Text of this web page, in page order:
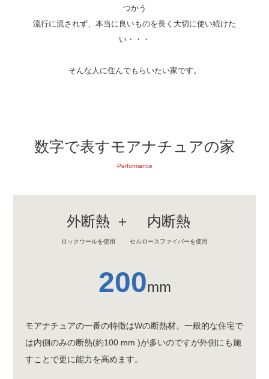
つかう
流行に流されず、本当に良いものを長く大切に使い続けた
い・・・
そんな人に住んでもらいたい家です。
数字で表すモアナチュアの家
Performance
外断熱
ロックウールを使用
＋ 内断熱
セルロースファイバーを使用
200mm
モアナチュアの一番の特徴はWの断熱材。一般的な住宅で
は内側のみの断熱(約100 mm )が多いのですが外側にも施
すことで更に能力を高めます。